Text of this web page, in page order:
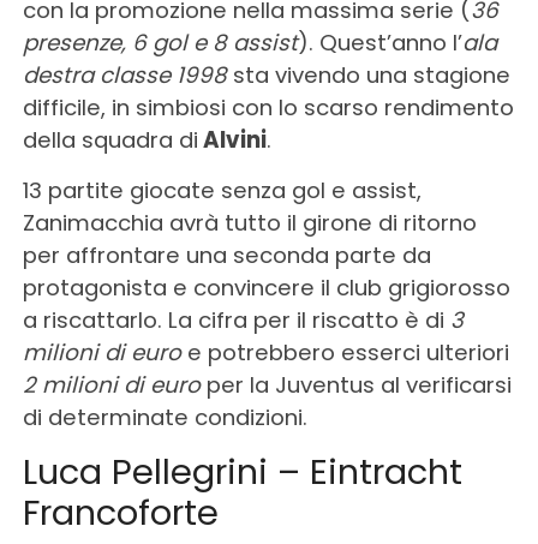
con la promozione nella massima serie (36
presenze, 6 gol e 8 assist). Quest’anno l’ala
destra classe 1998sta vivendo una stagione
difficile, in simbiosi con lo scarso rendimento
della squadra di Alvini.
13 partite giocate senza gol e assist,
Zanimacchia avrà tutto il girone di ritorno
per affrontare una seconda parte da
protagonista e convincere il club grigiorosso
a riscattarlo. La cifra per il riscatto è di 3
milioni di euroe potrebbero esserci ulteriori
2 milioni di europer la Juventus al verificarsi
di determinate condizioni.
Luca Pellegrini – Eintracht
Francoforte